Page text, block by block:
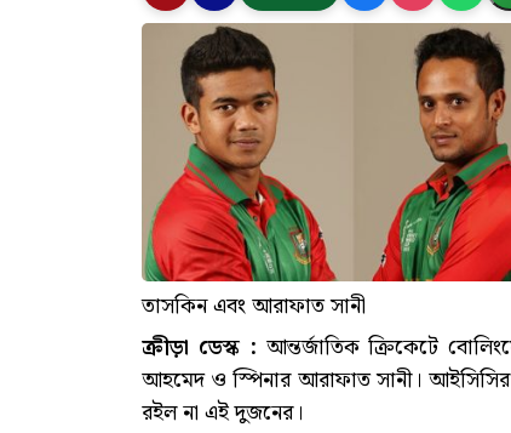
তাসকিন এবং আরাফাত সানী
ক্রীড়া ডেস্ক : আন্তর্জাতিক ক্রিকেটে
আহমেদ ও স্পিনার আরাফাত সানী। আইসিসির
রইল না এই দুজনের।